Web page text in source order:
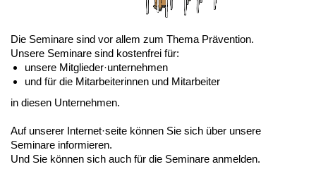
Die Seminare sind vor allem zum Thema Prävention.
Unsere Seminare sind kostenfrei für:
unsere Mitglieder·unternehmen
und für die Mitarbeiterinnen und Mitarbeiter
in diesen Unternehmen.
Auf unserer Internet·seite können Sie sich über unsere
Seminare informieren.
Und Sie können sich auch für die Seminare anmelden.